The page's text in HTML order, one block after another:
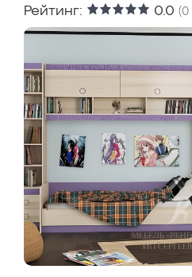
Рейтинг: 0.0 (0